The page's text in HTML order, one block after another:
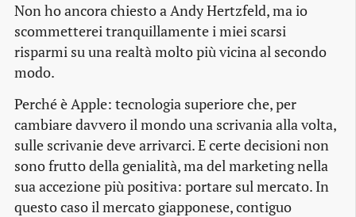
Non ho ancora chiesto a Andy Hertzfeld, ma io
scommetterei tranquillamente i miei scarsi
risparmi su una realtà molto più vicina al secondo
modo.
Perché è Apple: tecnologia superiore che, per
cambiare davvero il mondo una scrivania alla volta,
sulle scrivanie deve arrivarci. E certe decisioni non
sono frutto della genialità, ma del marketing nella
sua accezione più positiva: portare sul mercato. In
questo caso il mercato giapponese, contiguo